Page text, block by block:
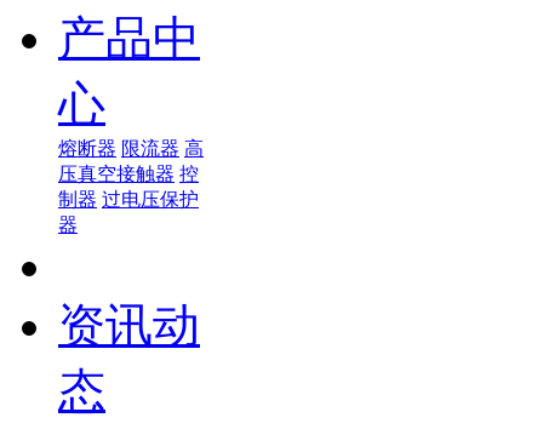
产品中
心
熔断器 限流器 高
压真空接触器 控
制器 过电压保护
器
资讯动
态